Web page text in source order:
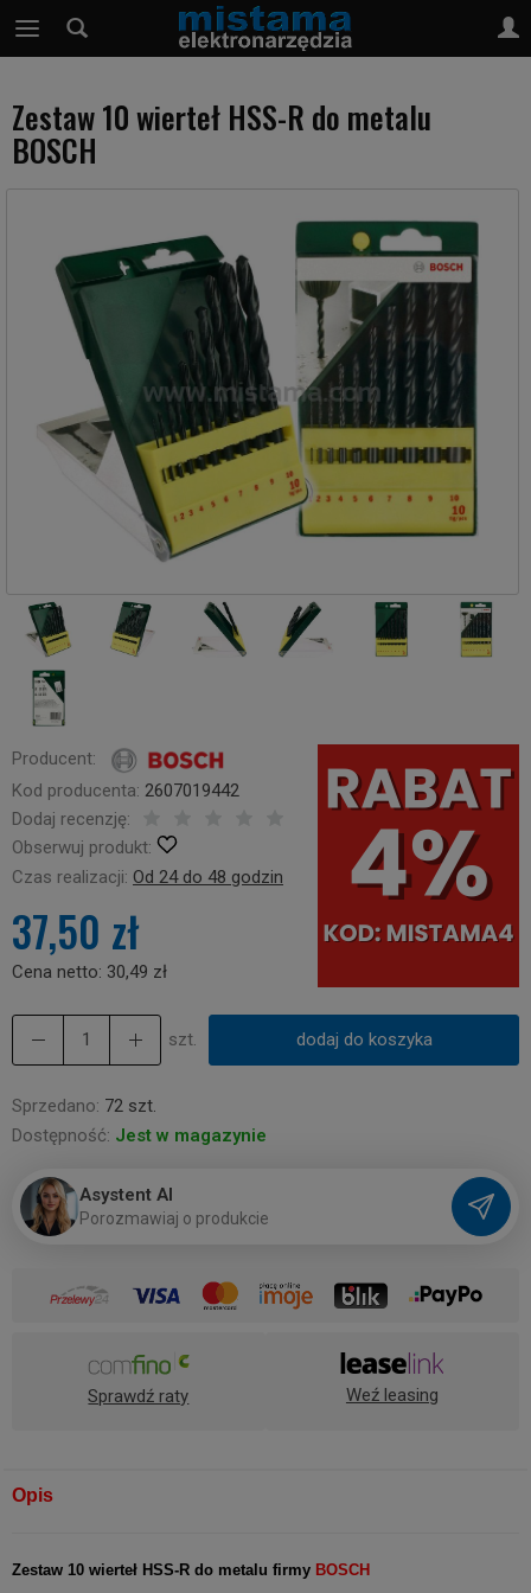
Zestaw 10 wierteł HSS-R do metalu
BOSCH
Producent:
Kod producenta: 2607019442
Dodaj recenzję:
Obserwuj produkt:
Czas realizacji: Od 24 do 48 godzin
37,50 zł
Cena netto: 30,49 zł
szt. dodaj do koszyka
Sprzedano: 72 szt.
Dostępność: Jest w magazynie
Asystent AI
Porozmawiaj o produkcie
Sprawdź raty Weź leasing
Opis
Zestaw 10 wierteł HSS-R do metalu firmy BOSCH